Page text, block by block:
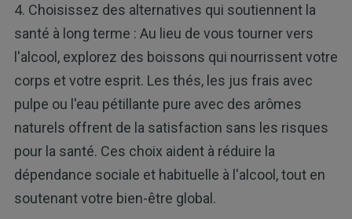
4. Choisissez des alternatives qui soutiennent la
santé à long terme : Au lieu de vous tourner vers
l'alcool, explorez des boissons qui nourrissent votre
corps et votre esprit. Les thés, les jus frais avec
pulpe ou l'eau pétillante pure avec des arômes
naturels offrent de la satisfaction sans les risques
pour la santé. Ces choix aident à réduire la
dépendance sociale et habituelle à l'alcool, tout en
soutenant votre bien-être global.